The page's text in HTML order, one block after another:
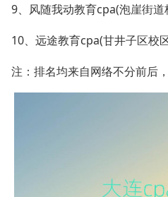
9、风随我动教育cpa(泡崖街
10、远途教育cpa(甘井子区校
注：排名均来自网络不分前后